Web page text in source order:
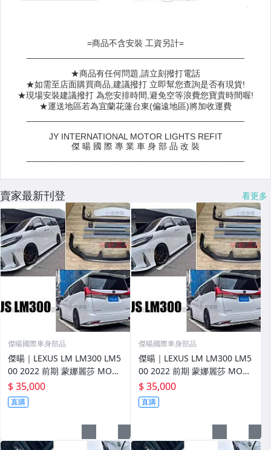
賣家最新刊登 看更多
傑暘國際車身部品
傑暘｜LEXUS LM LM300 LM5
00 2022 前期 蒙娜麗莎 MODE
LLISTA 前下巴 側裙 後下巴
$ 35,000
直購
傑暘國際車身部品
傑暘｜LEXUS LM LM300 LM5
00 2022 前期 蒙娜麗莎 MODE
LLISTA 前下巴 側裙 後下巴
$ 35,000
直購